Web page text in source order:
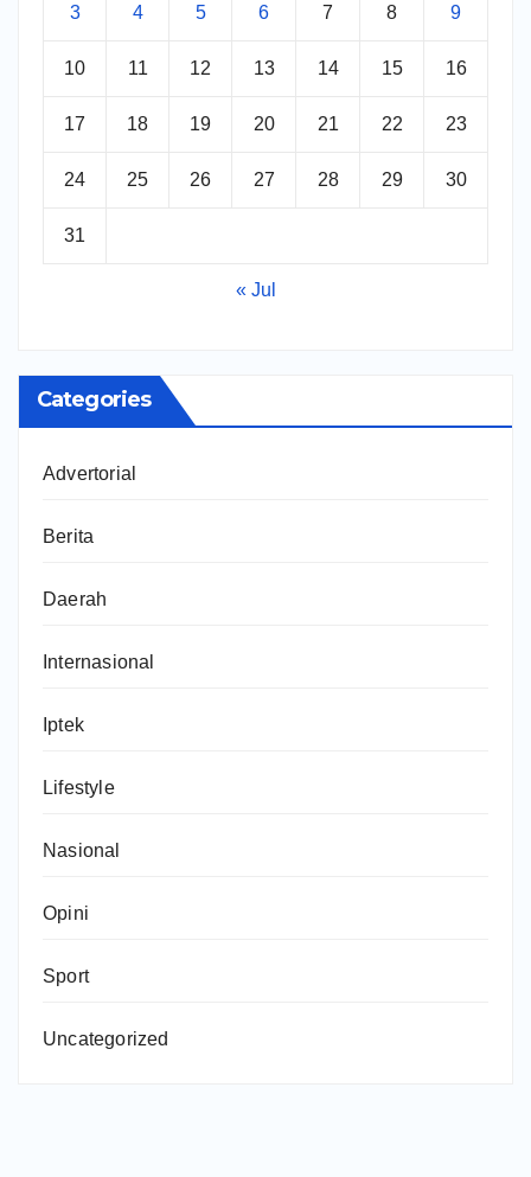
3 4 5 6 7 8 9
10 11 12 13 14 15 16
17 18 19 20 21 22 23
24 25 26 27 28 29 30
31
« Jul
Categories
Advertorial
Berita
Daerah
Internasional
Iptek
Lifestyle
Nasional
Opini
Sport
Uncategorized